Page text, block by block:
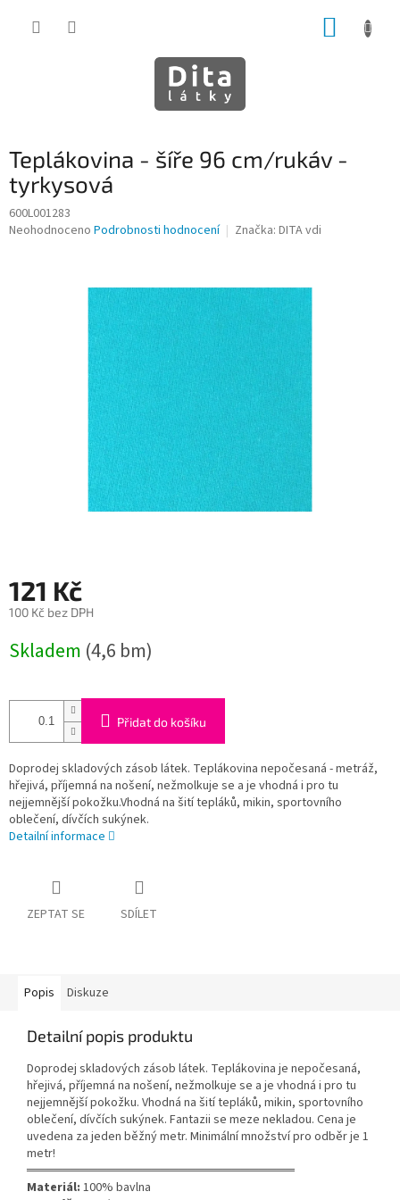
Teplákovina - šíře 96 cm/rukáv -
tyrkysová
600L001283
Průměrné
Neohodnoceno Podrobnosti hodnocení Značka: DITA vdi
121 Kč
100 Kč bez DPH
cena:
Skladem (4,6 bm)
Přidat do košíku
Doprodej skladových zásob látek. Teplákovina nepočesaná - metráž,
hřejivá, příjemná na nošení, nežmolkuje se a je vhodná i pro tu
nejjemnější pokožku.Vhodná na šití tepláků, mikin, sportovního
oblečení, dívčích sukýnek.
Detailní informace
ZEPTAT SE SDÍLET
Popis Diskuze
Detailní popis produktu
Doprodej skladových zásob látek. Teplákovina je nepočesaná,
hřejivá, příjemná na nošení, nežmolkuje se a je vhodná i pro tu
nejjemnější pokožku. Vhodná na šití tepláků, mikin, sportovního
oblečení, dívčích sukýnek. Fantazii se meze nekladou. Cena je
uvedena za jeden běžný metr. Minimální množství pro odběr je 1
metr!
══════════════════════════════
Materiál: 100% bavlna